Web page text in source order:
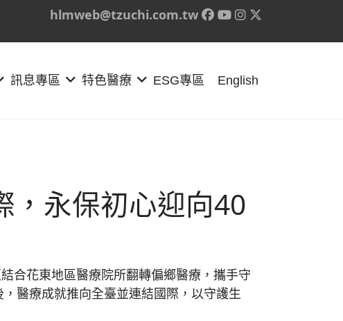
hlmweb@tzuchi.com.tw
訊息專區 特色醫療 ESG專區 English
，永保初心迎向40
合花東地區醫療院所翻轉偏鄉醫療，攜手守
醫療成就推向全臺並連結國際，以守護生